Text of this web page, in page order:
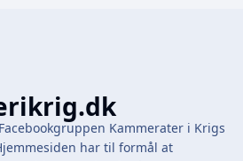
Kammerater i Krigs
har til formål at